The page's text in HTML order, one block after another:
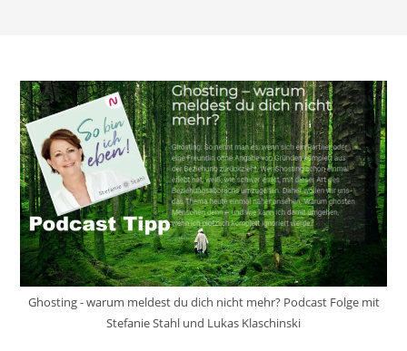
Ghosting - warum meldest du dich nicht mehr? Podcast Folge mit
Stefanie Stahl und Lukas Klaschinski